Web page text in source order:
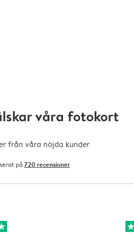
våra fotokort
från våra nöjda kunder
på 720 recensioner